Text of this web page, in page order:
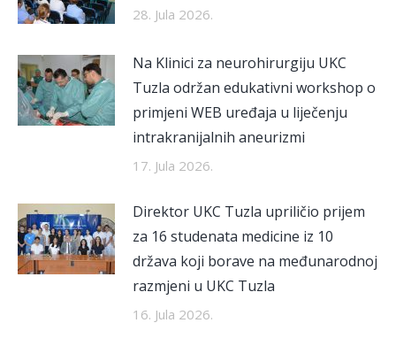
28. Jula 2026.
Na Klinici za neurohirurgiju UKC
Tuzla održan edukativni workshop o
primjeni WEB uređaja u liječenju
intrakranijalnih aneurizmi
17. Jula 2026.
Direktor UKC Tuzla upriličio prijem
za 16 studenata medicine iz 10
država koji borave na međunarodnoj
razmjeni u UKC Tuzla
16. Jula 2026.